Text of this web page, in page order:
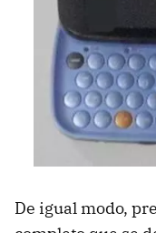
De igual modo,